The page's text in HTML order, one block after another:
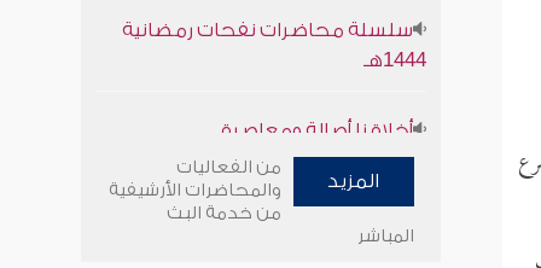
1444هـ
وأمنهم من خوف 9
سلسلة محاضرات نفحات رمضانية
1444هـ
المزيد
من الفعاليات
والمحاضرات الأرشيفية
من خدمة البث
المباشر